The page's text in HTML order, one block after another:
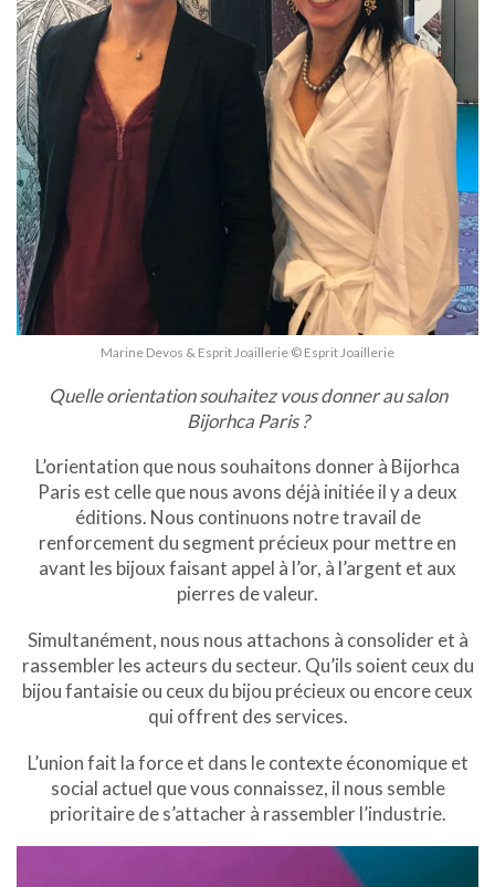
Marine Devos & Esprit Joaillerie © Esprit Joaillerie
Quelle orientation souhaitez vous donner au salon
Bijorhca Paris ?
L’orientation que nous souhaitons donner à Bijorhca
Paris est celle que nous avons déjà initiée il y a deux
éditions. Nous continuons notre travail de
renforcement du segment précieux pour mettre en
avant les bijoux faisant appel à l’or, à l’argent et aux
pierres de valeur.
Simultanément, nous nous attachons à consolider et à
rassembler les acteurs du secteur. Qu’ils soient ceux du
bijou fantaisie ou ceux du bijou précieux ou encore ceux
qui offrent des services.
L’union fait la force et dans le contexte économique et
social actuel que vous connaissez, il nous semble
prioritaire de s’attacher à rassembler l’industrie.